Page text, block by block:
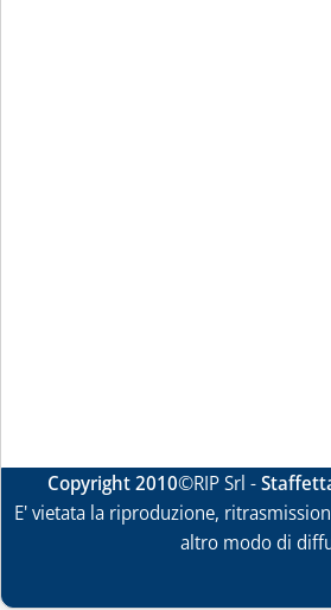
Copyright 2010©RIP Srl -
E' vietata la riproduzione,
altro modo di